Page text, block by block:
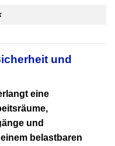
und
eine
und
belastbaren